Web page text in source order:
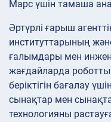
Марс үшін тамаша
Әртүрлі ғарыш
институттарының
ғалымдары мен
жағдайларда
беріктігін бағалау
сынақтар мен
технологияны